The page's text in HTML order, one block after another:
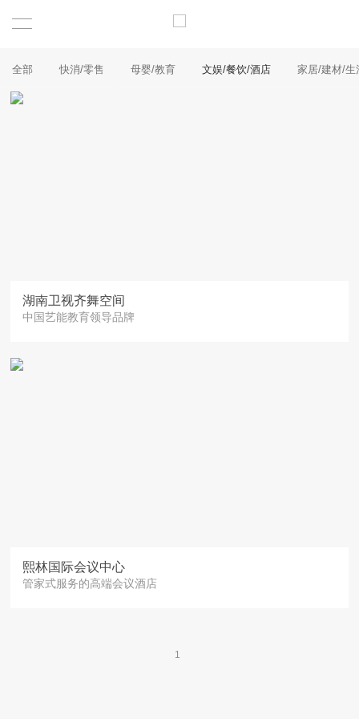
湖南卫视齐舞空间
中国艺能教育领导品牌
熙林国际会议中心
管家式服务的高端会议酒店
1
全部 快消/零售 母婴/教育 文娱/餐饮/酒店 家居/建材/生